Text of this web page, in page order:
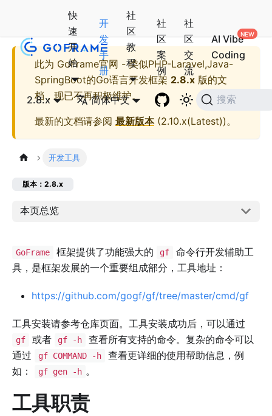
快
速
开
始
开
发
手
册
社
区
教
程
社
区
案
例
社
区
交
流
AI Vibe
Coding
2.8.x 简体中文 搜索
此为 GoFrame官网 - 类似PHP-Laravel,Java-
SpringBoot的Go语言开发框架 2.8.x 版的文
档，现已不再积极维护。
最新的文档请参阅 最新版本(2.10.x(Latest))。
开发工具
版本：2.8.x
本页总览
GoFrame 框架提供了功能强大的 gf
命令行开发辅助工
具，是框架发展的一个重要组成部分，工具地址：
https://github.com/gogf/gf/tree/master/cmd/gf
工具安装请参考仓库页面。工具安装成功后，可以通过
gf 或者 gf -h
查看所有支持的命令。复杂的命令可以
通过
gf COMMAND -h
查看更详细的使用帮助信息，例
如：
gf gen -h 。
工具职责